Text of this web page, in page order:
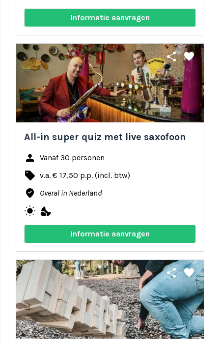
Informatie aanvragen
share favorite
All-in super quiz met live saxofoon
person Vanaf 30 personen
local_offer v.a. € 17,50 p.p. (incl. btw)
where_to_vote Overal in Nederland
wb_sunny nights_stay
Informatie aanvragen
share favorite